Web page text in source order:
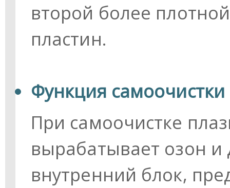
второй более
пластин.
Функция самоочистки
При самоочистке
вырабатывает озон
внутренний блок,